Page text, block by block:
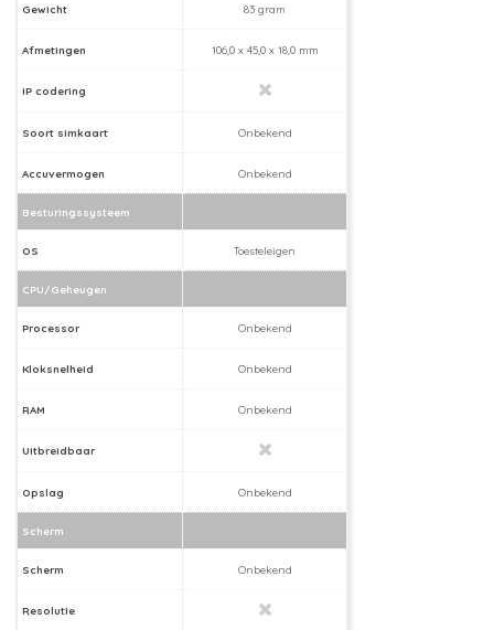
Gewicht 83 gram
Afmetingen 106,0 x 45,0 x 18,0 mm
IP codering
Soort simkaart Onbekend
Accuvermogen Onbekend
Besturingssysteem
OS Toesteleigen
CPU/Geheugen
Processor Onbekend
Kloksnelheid Onbekend
RAM Onbekend
Uitbreidbaar
Opslag Onbekend
Scherm
Scherm Onbekend
Resolutie